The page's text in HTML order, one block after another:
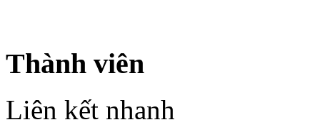
Thành viên
Liên kết nhanh